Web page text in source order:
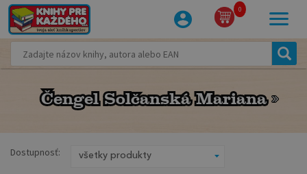
0
Čengel Solčanská Mariana
Čengel Solčanská Mariana
Dostupnosť: